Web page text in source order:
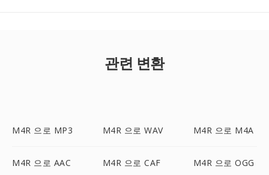
관련 변환
M4R 으로 MP3 M4R 으로 WAV M4R 으로 M4A
M4R 으로 AAC M4R 으로 CAF M4R 으로 OGG